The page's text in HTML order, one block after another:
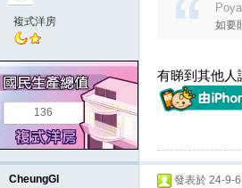
複式洋房
136
如要
有睇到其他人
CheungGl 發表於 24-9-